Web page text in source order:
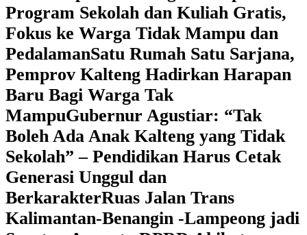
Program Sekolah dan Kuliah Gratis,
Fokus ke Warga Tidak Mampu dan
Pedalaman‎Satu Rumah Satu Sarjana,
Pemprov Kalteng Hadirkan Harapan
Baru Bagi Warga Tak
Mampu‎Gubernur Agustiar: “Tak
Boleh Ada Anak Kalteng yang Tidak
Sekolah” – Pendidikan Harus Cetak
Generasi Unggul dan
BerkarakterRuas Jalan Trans
Kalimantan-Benangin -Lampeong jadi